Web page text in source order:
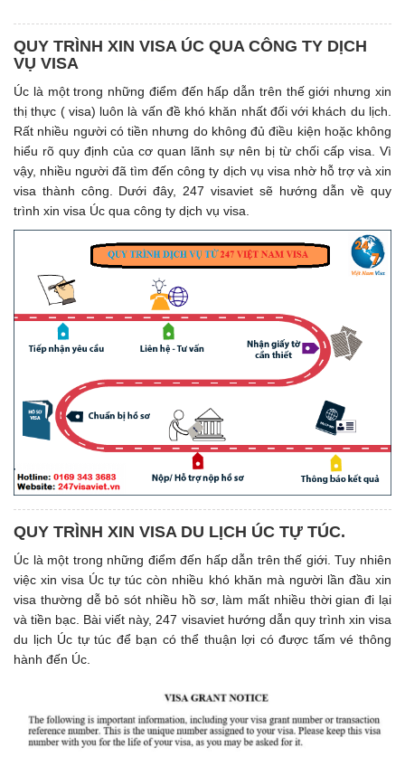
QUY TRÌNH XIN VISA ÚC QUA CÔNG TY DỊCH
VỤ VISA
Úc là một trong những điểm đến hấp dẫn trên thế giới nhưng xin
thị thực ( visa) luôn là vấn đề khó khăn nhất đối với khách du lịch.
Rất nhiều người có tiền nhưng do không đủ điều kiện hoặc không
hiểu rõ quy định của cơ quan lãnh sự nên bị từ chối cấp visa. Vì
vậy, nhiều người đã tìm đến công ty dịch vụ visa nhờ hỗ trợ và xin
visa thành công. Dưới đây, 247 visaviet sẽ hướng dẫn về quy
trình xin visa Úc qua công ty dịch vụ visa.
QUY TRÌNH XIN VISA DU LỊCH ÚC TỰ TÚC.
Úc là một trong những điểm đến hấp dẫn trên thế giới. Tuy nhiên
việc xin visa Úc tự túc còn nhiều khó khăn mà người lần đầu xin
visa thường dễ bỏ sót nhiều hồ sơ, làm mất nhiều thời gian đi lại
và tiền bạc. Bài viết này, 247 visaviet hướng dẫn quy trình xin visa
du lịch Úc tự túc để bạn có thể thuận lợi có được tấm vé thông
hành đến Úc.